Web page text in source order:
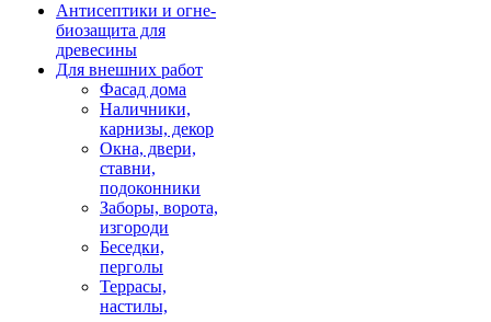
Антисептики и огне-
биозащита для
древесины
Для внешних работ
Фасад дома
Наличники,
карнизы, декор
Окна, двери,
ставни,
подоконники
Заборы, ворота,
изгороди
Беседки,
перголы
Террасы,
настилы,